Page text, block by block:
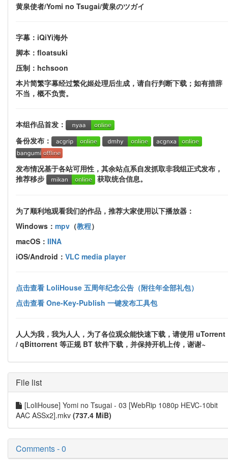
黄泉使者/Yomi no Tsugai/黄泉のツガイ
字幕：iQiYi海外
脚本：floatsuki
压制：hchsoon
本片简繁字幕经过繁化姬处理后生成，请自行判断下载；如有措辞
不当，概不负责。
本组作品首发：
备份发布：
发布情况基于各站可用性，其余站点系自发抓取非我组正式发布，
推荐移步
获取统合信息。
为了顺利地观看我们的作品，推荐大家使用以下播放器：
Windows： mpv （教程）
macOS： IINA
iOS/Android： VLC media player
点击查看 LoliHouse 五周年纪念公告（附往年全部礼包）
点击查看 One-Key-Publish 一键发布工具包
人人为我，我为人人，为了各位观众能快速下载，请使用 uTorrent
/ qBittorrent 等正规 BT 软件下载，并保持开机上传，谢谢~
File list
[LoliHouse] Yomi no Tsugai - 03 [WebRip 1080p HEVC-10bit
AAC ASSx2].mkv (737.4 MiB)
Comments - 0